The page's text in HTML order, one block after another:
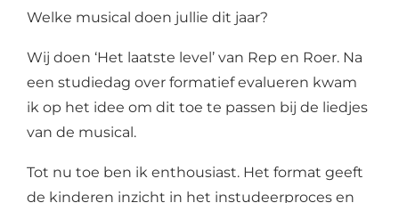
Welke musical doen jullie dit jaar?
Wij doen ‘Het laatste level’ van Rep en Roer. Na
een studiedag over formatief evalueren kwam
ik op het idee om dit toe te passen bij de liedjes
van de musical.
Tot nu toe ben ik enthousiast. Het format geeft
de kinderen inzicht in het instudeerproces en